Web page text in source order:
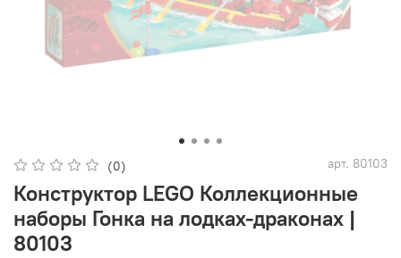
(0) арт. 80103
Конструктор LEGO Коллекционные
наборы Гонка на лодках-драконах |
80103